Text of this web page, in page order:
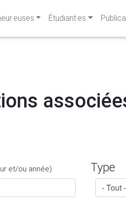
Étudiant·es
et/ou année) Type